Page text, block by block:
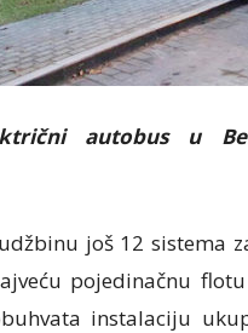
autobus u
još 12 sistema
pojedinačnu
instalaciju